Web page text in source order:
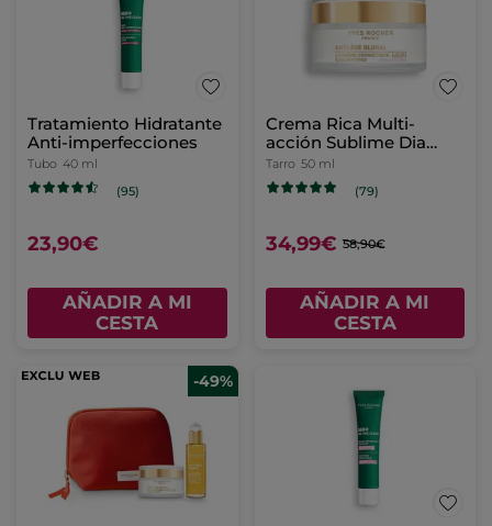
Tratamiento Hidratante
Anti-imperfecciones
Tubo 40 ml
(95)
23,90€
AÑADIR A MI
CESTA
Crema Rica Multi-
acción Sublime Dia
Pieles Secas
Tarro 50 ml
(79)
34,99€ 58,90€
AÑADIR A MI
CESTA
-49%